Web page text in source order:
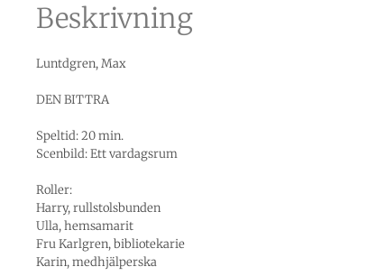
Beskrivning
Luntdgren, Max
DEN BITTRA
Speltid: 20 min.
Scenbild: Ett vardagsrum
Roller:
Harry, rullstolsbunden
Ulla, hemsamarit
Fru Karlgren, bibliotekarie
Karin, medhjälperska